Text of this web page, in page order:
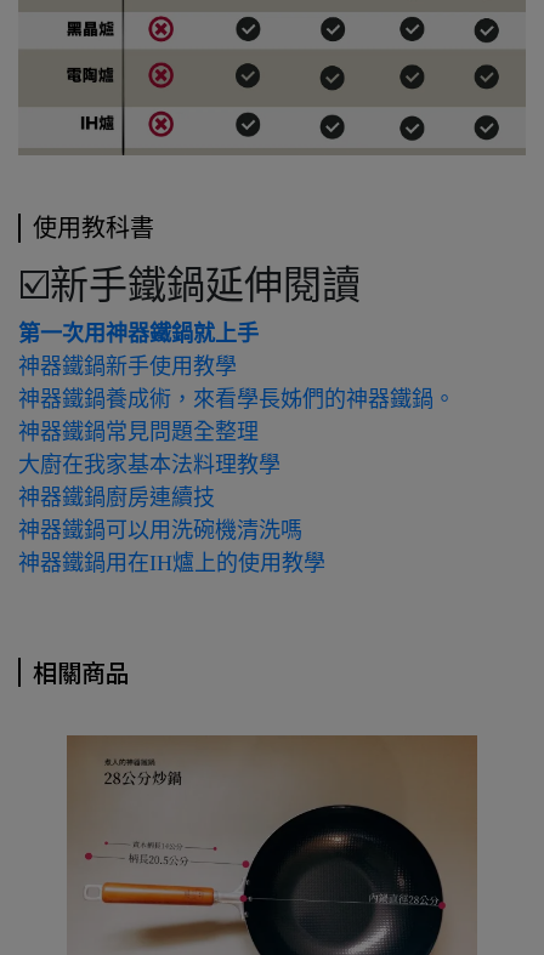
使用教科書
☑️新手鐵鍋延伸閱讀
第一次用神器鐵鍋就上手
神器鐵鍋新手使用教學
神器鐵鍋養成術，來看學長姊們的神器鐵鍋。
神器鐵鍋常見問題全整理
大廚在我家基本法料理教學
神器鐵鍋廚房連續技
神器鐵鍋可以用洗碗機清洗嗎
神器鐵鍋用在IH爐上的使用教學
相關商品